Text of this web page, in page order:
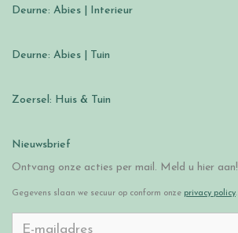
Deurne: Abies | Interieur
Deurne: Abies | Tuin
Zoersel: Huis & Tuin
Nieuwsbrief
Ontvang onze acties per mail. Meld u hier aan!
Gegevens slaan we secuur op conform onze privacy policy.